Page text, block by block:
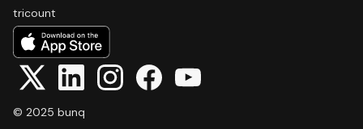
tricount
© 2025 bunq